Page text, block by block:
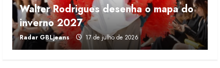
4
Fakini prevê R$345 milhões de
receita em 2026
4 de agosto de 2026
Walter Rodrigues desenha o mapa do
inverno 2027
Radar GBLjeans 17 de julho de 2026